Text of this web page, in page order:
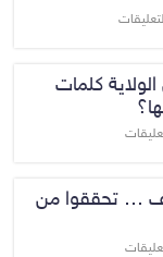
كلمات
… تحققوا من